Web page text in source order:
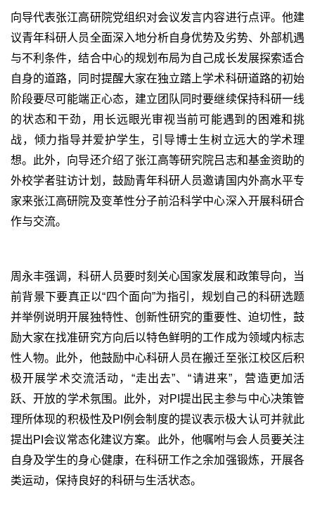
向导代表张江高研院党组织对会议发言内容进行点评。他建
议青年科研人员全面深入地分析自身优势及劣势、外部机遇
与不利条件，结合中心的规划布局为自己成长发展探索适合
自身的道路，同时提醒大家在独立踏上学术科研道路的初始
阶段要尽可能端正心态，建立团队同时要继续保持科研一线
的状态和干劲，用长远眼光审视当前可能遇到的困难和挑
战，倾力指导并爱护学生，引导博士生树立远大的学术理
想。此外，向导还介绍了张江高等研究院吕志和基金资助的
外校学者驻访计划，鼓励青年科研人员邀请国内外高水平专
家来张江高研院及变革性分子前沿科学中心深入开展科研合
作与交流。
周永丰强调，科研人员要时刻关心国家发展和政策导向，当
前背景下要真正以“四个面向”为指引，规划自己的科研选题
并举例说明开展独特性、创新性研究的重要性、迫切性，鼓
励大家在找准研究方向后以特色鲜明的工作成为领域内标志
性人物。此外，他鼓励中心科研人员在搬迁至张江校区后积
极开展学术交流活动，“走出去”、“请进来”，营造更加活
跃、开放的学术氛围。此外，对PI 提出民主参与中心决策管
理所体现的积极性及PI例会制度的提议表示极大认可并就此
提出PI 会议常态化建议方案。此外，他嘱咐与会人员要关注
自身及学生的身心健康，在科研工作之余加强锻炼，开展各
类运动，保持良好的科研与生活状态。